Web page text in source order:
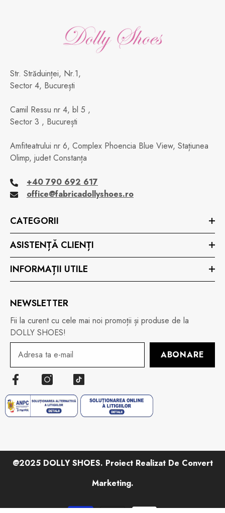
Str. Străduinței, Nr.1,
Sector 4, București
Camil Ressu nr 4, bl 5 ,
Sector 3 , București
Amfiteatrului nr 6, Complex Phoencia Blue View, Stațiunea
Olimp, judet Constanța
+40 790 692 617
office@fabricadollyshoes.ro
CATEGORII
ASISTENȚĂ CLIENȚI
INFORMAȚII UTILE
NEWSLETTER
Fii la curent cu cele mai noi promoții și produse de la
DOLLY SHOES!
ABONARE
@2025 DOLLY SHOES. Proiect Realizat De Convert
Marketing.
Metode